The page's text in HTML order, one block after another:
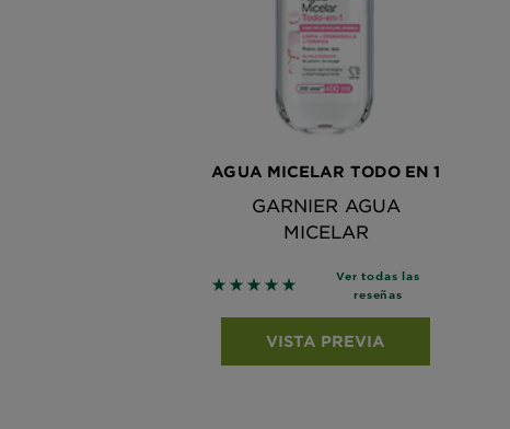
AGUA MICELAR TODO EN 1
GARNIER AGUA
MICELAR
5 out of 5 stars based on reviews
Ver todas las
reseñas
VISTA PREVIA